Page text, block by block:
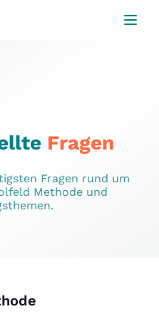
Fragen–
Fragen rund um
Methode und